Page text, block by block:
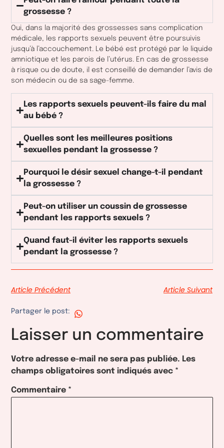
grossesse ?
Oui, dans la majorité des grossesses sans complication
médicale, les rapports sexuels peuvent être poursuivis
jusqu’à l’accouchement. Le bébé est protégé par le liquide
amniotique et les parois de l’utérus. En cas de grossesse
à risque ou de doute, il est conseillé de demander l’avis de
son médecin ou de sa sage-femme.
Les rapports sexuels peuvent-ils faire du mal
au bébé ?
Quelles sont les meilleures positions
sexuelles pendant la grossesse ?
Pourquoi le désir sexuel change-t-il pendant
la grossesse ?
Peut-on utiliser un coussin de grossesse
pendant les rapports sexuels ?
Quand faut-il éviter les rapports sexuels
pendant la grossesse ?
Article Précédent Article Suivant
Partager le post:
Laisser un commentaire
Votre adresse e-mail ne sera pas publiée. Les
champs obligatoires sont indiqués avec *
Commentaire *